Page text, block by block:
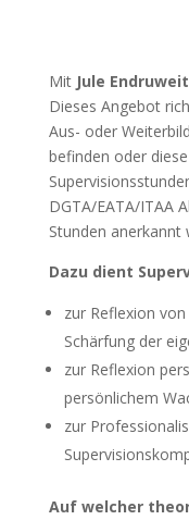
Mit Jule Endruweit
Dieses Angebot
Aus- oder
befinden oder
DGTA/EATA/ITAA
Stunden anerkannt
Dazu dient
zur Reflexion
Schärfung der
zur Reflexion
persönlichem
zur
Auf welcher